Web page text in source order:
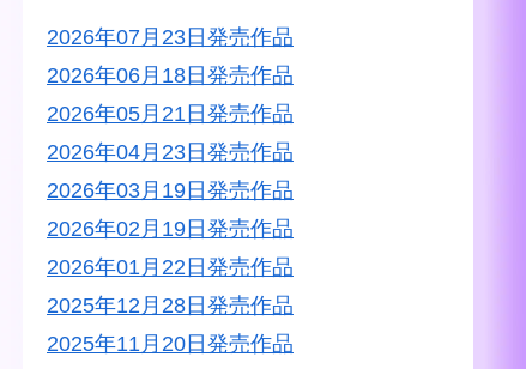
2026年07月23日発売作品
2026年06月18日発売作品
2026年05月21日発売作品
2026年04月23日発売作品
2026年03月19日発売作品
2026年02月19日発売作品
2026年01月22日発売作品
2025年12月28日発売作品
2025年11月20日発売作品